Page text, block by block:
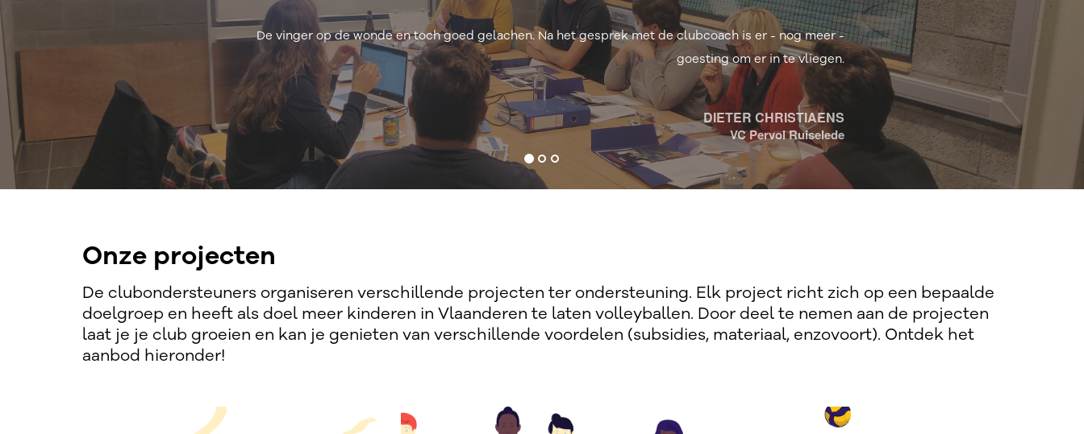
Het clubbezoek helpt je om anders te kijken naar uitdagingen binnen de club om zo tot nieuwe
oplossingen te komen. Zeer interessant en een aanrader voor iedere club groot/klein.
LEVI CONINGS
Mavo Dilsen-Stokkem
Onze projecten
De clubondersteuners organiseren verschillende projecten ter ondersteuning. Elk project richt zich op een bepaalde
doelgroep en heeft als doel meer kinderen in Vlaanderen te laten volleyballen. Door deel te nemen aan de projecten
laat je je club groeien en kan je genieten van verschillende voordelen (subsidies, materiaal, enzovoort). Ontdek het
aanbod hieronder!